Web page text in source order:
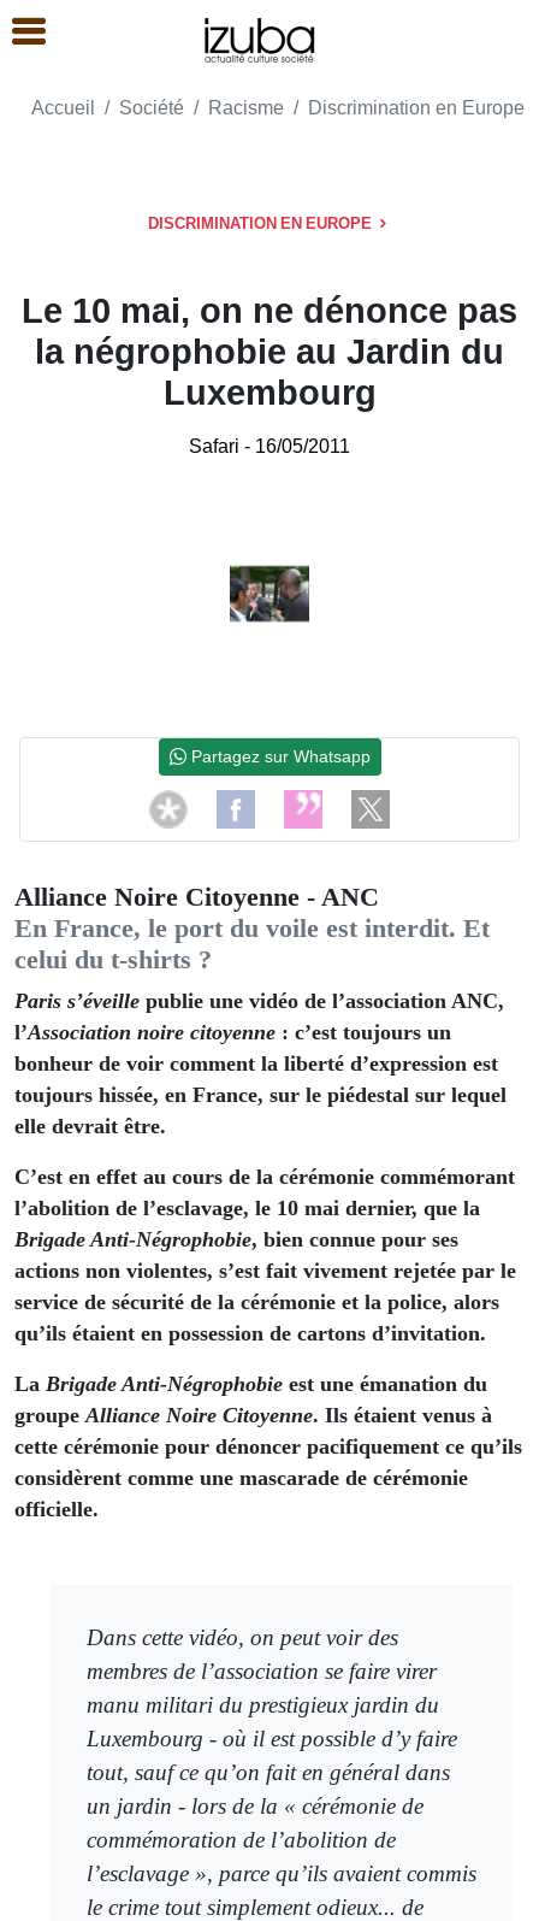
Accueil Société Racisme Discrimination en Europe
DISCRIMINATION EN EUROPE
Le 10 mai, on ne dénonce pas
la négrophobie au Jardin du
Luxembourg
Safari - 16/05/2011
Alliance Noire Citoyenne - ANC
En France, le port du voile est interdit. Et
celui du t-shirts ?
Paris s’éveille publie une vidéo de l’association ANC,
l’Association noire citoyenne : c’est toujours un
bonheur de voir comment la liberté d’expression est
toujours hissée, en France, sur le piédestal sur lequel
elle devrait être.
C’est en effet au cours de la cérémonie commémorant
l’abolition de l’esclavage, le 10 mai dernier, que la
Brigade Anti-Négrophobie, bien connue pour ses
actions non violentes, s’est fait vivement rejetée par le
service de sécurité de la cérémonie et la police, alors
qu’ils étaient en possession de cartons d’invitation.
La Brigade Anti-Négrophobie est une émanation du
groupe Alliance Noire Citoyenne. Ils étaient venus à
cette cérémonie pour dénoncer pacifiquement ce qu’ils
considèrent comme une mascarade de cérémonie
officielle.
Dans cette vidéo, on peut voir des
membres de l’association se faire virer
manu militari du prestigieux jardin du
Luxembourg - où il est possible d’y faire
tout, sauf ce qu’on fait en général dans
un jardin - lors de la « cérémonie de
commémoration de l’abolition de
l’esclavage », parce qu’ils avaient commis
le crime tout simplement odieux... de
Partagez sur Whatsapp